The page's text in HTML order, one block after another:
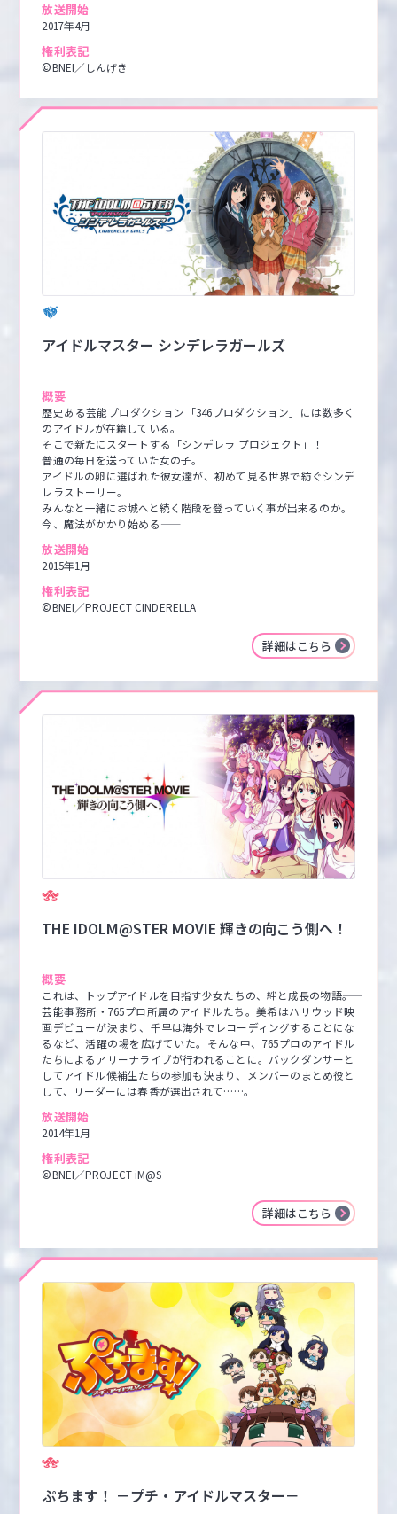
放送開始
2017年4月
権利表記
©BNEI／しんげき
アイドルマスター シンデレラガールズ
概要
歴史ある芸能プロダクション「346プロダクション」には数多く
のアイドルが在籍している。
そこで新たにスタートする「シンデレラ プロジェクト」！
普通の毎日を送っていた女の子。
アイドルの卵に選ばれた彼女達が、初めて見る世界で紡ぐシンデ
レラストーリー。
みんなと一緒にお城へと続く階段を登っていく事が出来るのか。
今、魔法がかかり始める――
放送開始
2015年1月
権利表記
©BNEI／PROJECT CINDERELLA
詳細はこちら
THE IDOLM@STER MOVIE 輝きの向こう側へ！
概要
これは、トップアイドルを目指す少女たちの、絆と成長の物語――。
芸能事務所・765プロ所属のアイドルたち。美希はハリウッド映
画デビューが決まり、千早は海外でレコーディングすることにな
るなど、活躍の場を広げていた。そんな中、765プロのアイドル
たちによるアリーナライブが行われることに。バックダンサーと
してアイドル候補生たちの参加も決まり、メンバーのまとめ役と
して、リーダーには春香が選出されて……。
放送開始
2014年1月
権利表記
©BNEI／PROJECT iM@S
詳細はこちら
ぷちます！ －プチ・アイドルマスター－